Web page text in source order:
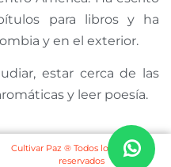
para libros y ha
y en el exterior.
estar cerca de las
y leer poesía.
Cultivar Paz ® Todos los derechos
reservados